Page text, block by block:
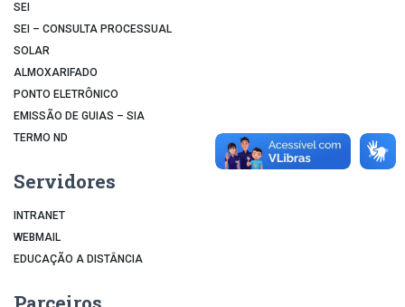
SEI
SEI – CONSULTA PROCESSUAL
SOLAR
ALMOXARIFADO
PONTO ELETRÔNICO
EMISSÃO DE GUIAS – SIA
TERMO ND
Servidores
INTRANET
WEBMAIL
EDUCAÇÃO A DISTÂNCIA